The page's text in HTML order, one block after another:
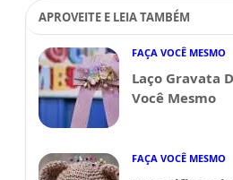
APROVEITE E LEIA TAMBÉM
FAÇA VOCÊ MESMO
Laço Gravata
Você Mesmo
FAÇA VOCÊ MESMO